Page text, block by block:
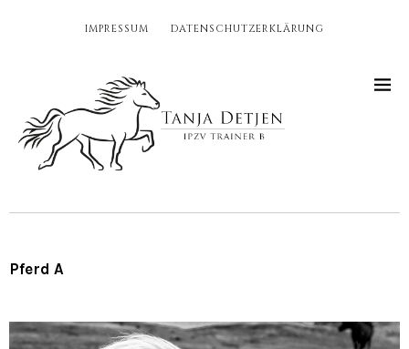
IMPRESSUM DATENSCHUTZERKLÄRUNG
Pferd A